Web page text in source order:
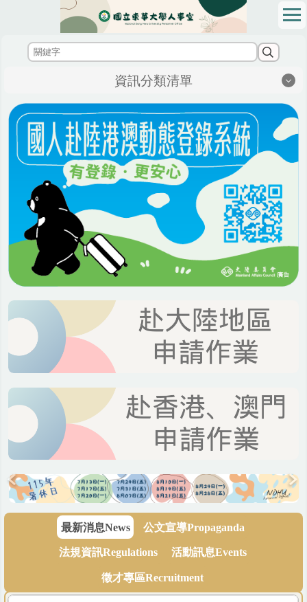
資訊分類清單
最新消息News
公文宣導Propaganda
法規資訊Regulations
活動訊息Events
徵才專區Recruitment